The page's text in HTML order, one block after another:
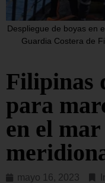
Despliegue de boyas en
Guardia Costera de
Filipinas
para
en el
mayo 16, 2023